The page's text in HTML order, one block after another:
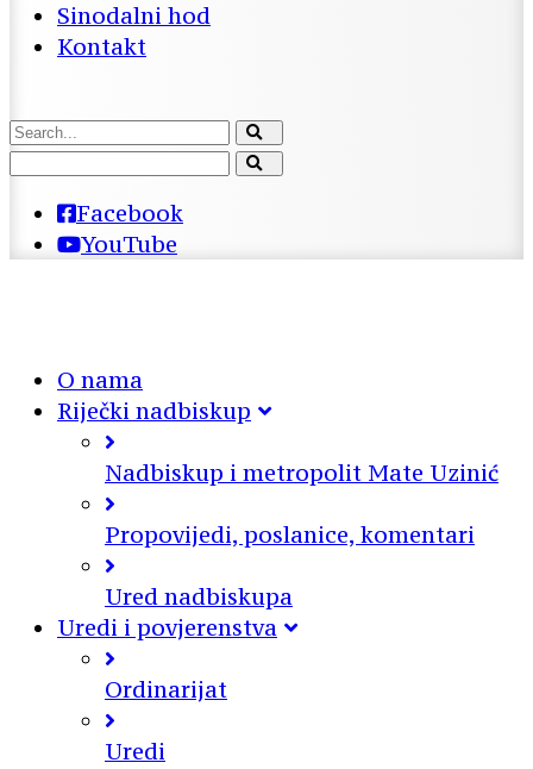
Sinodalni hod
Kontakt
Facebook
YouTube
O nama
Riječki nadbiskup
Nadbiskup i metropolit Mate Uzinić
Propovijedi, poslanice, komentari
Ured nadbiskupa
Uredi i povjerenstva
Ordinarijat
Uredi